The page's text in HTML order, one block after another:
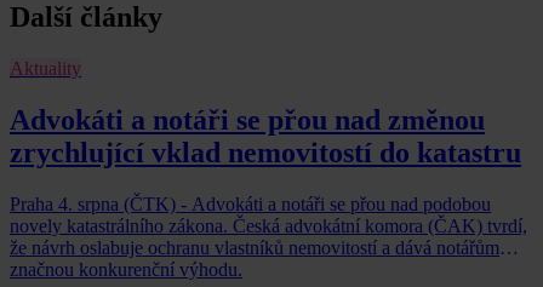
Další články
Aktuality
Advokáti a notáři se přou nad změnou
zrychlující vklad nemovitostí do katastru
Praha 4. srpna (ČTK) - Advokáti a notáři se přou nad podobou
novely katastrálního zákona. Česká advokátní komora (ČAK) tvrdí,
že návrh oslabuje ochranu vlastníků nemovitostí a dává notářům
značnou konkurenční výhodu.